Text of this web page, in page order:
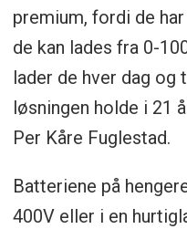
premium, fordi de
de kan lades fra 0-
lader de hver dag og
løsningen holde i 21
Per Kåre Fuglestad.
Batteriene på
400V eller i en